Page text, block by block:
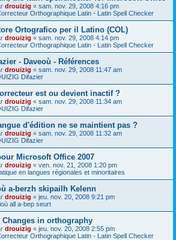
drouizig « sam. nov. 29, 2008 4:16 pm
Orthographique Latin - Latin Spell Checker
Ortografico per il Latino (COL)
drouizig « sam. nov. 29, 2008 4:14 pm
Orthographique Latin - Latin Spell Checker
- Daveoù - Références
drouizig « sam. nov. 29, 2008 11:47 am
Difazier
est ou devient inactif ?
drouizig « sam. nov. 29, 2008 11:34 am
Difazier
d'édition ne se maintient pas ?
drouizig « sam. nov. 29, 2008 11:32 am
Difazier
Microsoft Office 2007
drouizig « ven. nov. 21, 2008 1:20 pm
en langues régionales et minoritaires
a-berzh skipailh Kelenn
drouizig « jeu. nov. 20, 2008 9:21 pm
all a-bep seurt
Changes in orthography
drouizig « jeu. nov. 20, 2008 2:55 pm
Orthographique Latin - Latin Spell Checker